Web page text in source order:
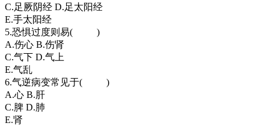
C.足厥阴经 D.足太阳经
E.手太阳经
5.恐惧过度则易( )
A.伤心 B.伤肾
C.气下 D.气上
E.气乱
6.气逆病变常见于( )
A.心 B.肝
C.脾 D.肺
E.肾